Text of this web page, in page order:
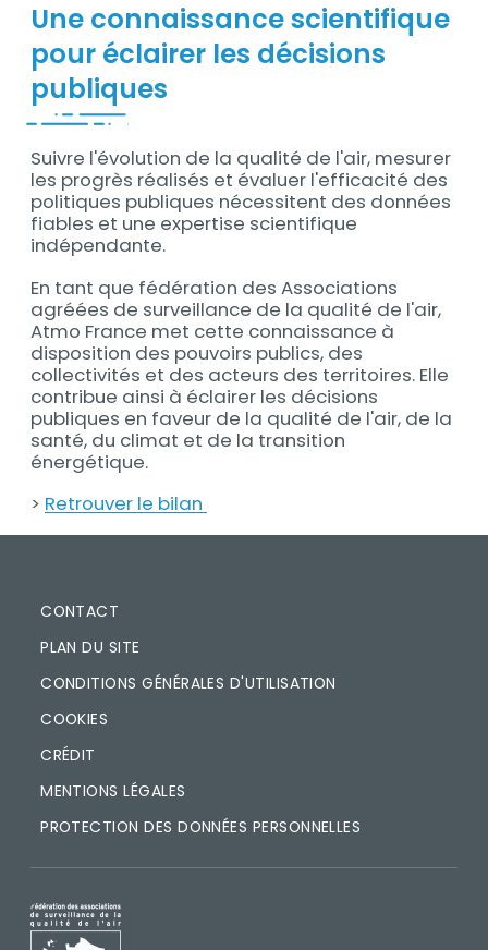
Une connaissance scientifique
pour éclairer les décisions
publiques
Suivre l'évolution de la qualité de l'air, mesurer
les progrès réalisés et évaluer l'efficacité des
politiques publiques nécessitent des données
fiables et une expertise scientifique
indépendante.
En tant que fédération des Associations
agréées de surveillance de la qualité de l'air,
Atmo France met cette connaissance à
disposition des pouvoirs publics, des
collectivités et des acteurs des territoires. Elle
contribue ainsi à éclairer les décisions
publiques en faveur de la qualité de l'air, de la
santé, du climat et de la transition
énergétique.
> Retrouver le bilan
PIED DE PAGE
CONTACT
PLAN DU SITE
CONDITIONS GÉNÉRALES D'UTILISATION
COOKIES
CRÉDIT
MENTIONS LÉGALES
PROTECTION DES DONNÉES PERSONNELLES
IMAGE